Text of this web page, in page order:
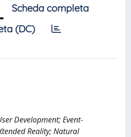
Scheda completa
(DC)
Development; Event-
Reality; Natural